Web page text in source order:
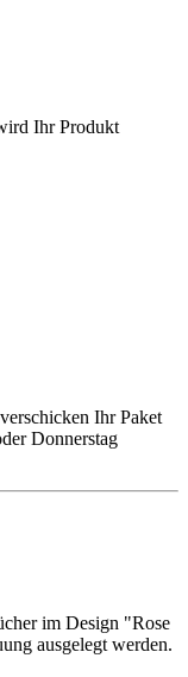
Ihr Produkt
Ihr Paket
Donnerstag
im Design "Rose
ausgelegt werden.